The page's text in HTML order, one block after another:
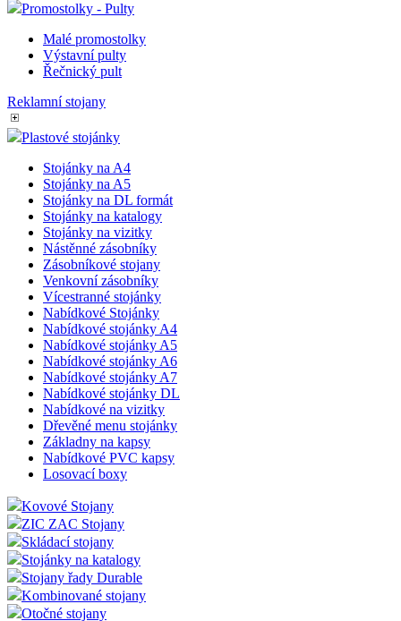
Promostolky - Pulty
Malé promostolky
Výstavní pulty
Řečnický pult
Reklamní stojany
Plastové stojánky
Stojánky na A4
Stojánky na A5
Stojánky na DL formát
Stojánky na katalogy
Stojánky na vizitky
Nástěnné zásobníky
Zásobníkové stojany
Venkovní zásobníky
Vícestranné stojánky
Nabídkové Stojánky
Nabídkové stojánky A4
Nabídkové stojánky A5
Nabídkové stojánky A6
Nabídkové stojánky A7
Nabídkové stojánky DL
Nabídkové na vizitky
Dřevěné menu stojánky
Základny na kapsy
Nabídkové PVC kapsy
Losovací boxy
Kovové Stojany
ZIC ZAC Stojany
Skládací stojany
Stojánky na katalogy
Stojany řady Durable
Kombinované stojany
Otočné stojany